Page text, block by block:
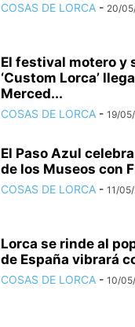
COSAS DE LORCA - 20/
El festival motero y
‘Custom Lorca’
Merced...
COSAS DE LORCA - 19/
El Paso Azul
de los Museos con
COSAS DE LORCA - 11/
Lorca se rinde al
de España vibrará
COSAS DE LORCA - 10/